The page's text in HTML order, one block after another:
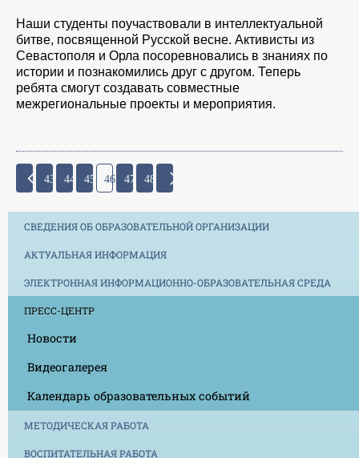
Наши студенты поучаствовали в интеллектуальной
битве, посвященной Русской весне. Активисты из
Севастополя и Орла посоревновались в знаниях по
истории и познакомились друг с другом. Теперь
ребята смогут создавать совместные
межрегиональные проекты и мероприятия.
43 44 45 46 47 48
СВЕДЕНИЯ ОБ ОБРАЗОВАТЕЛЬНОЙ ОРГАНИЗАЦИИ
АКТУАЛЬНАЯ ИНФОРМАЦИЯ
ЭЛЕКТРОННАЯ ИНФОРМАЦИОННО-ОБРАЗОВАТЕЛЬНАЯ СРЕДА
ПРЕСС-ЦЕНТР
Новости
Видеогалерея
Календарь образовательных событий
МЕТОДИЧЕСКАЯ РАБОТА
ВОСПИТАТЕЛЬНАЯ РАБОТА